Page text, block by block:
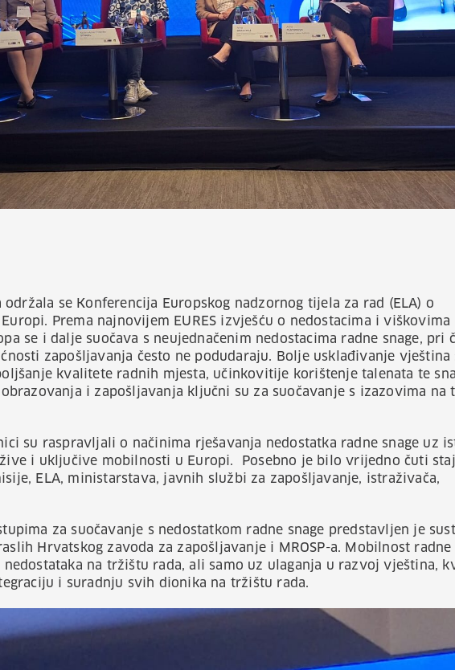
se Konferencija Europskog nadzornog tijela za rad (ELA) o
Prema najnovijem EURES izvješću o nedostacima i viškovima
se i dalje suočava s neujednačenim nedostacima radne snage, pri
zapošljavanja često ne podudaraju. Bolje usklađivanje vještina
kvalitete radnih mjesta, učinkovitije korištenje talenata te
i zapošljavanja ključni su za suočavanje s izazovima na
su raspravljali o načinima rješavanja nedostatka radne snage uz
i uključive mobilnosti u Europi. Posebno je bilo vrijedno čuti
ELA, ministarstava, javnih službi za zapošljavanje, istraživača,
za suočavanje s nedostatkom radne snage predstavljen je
Hrvatskog zavoda za zapošljavanje i MROSP-a. Mobilnost radne
na tržištu rada, ali samo uz ulaganja u razvoj vještina,
i suradnju svih dionika na tržištu rada.